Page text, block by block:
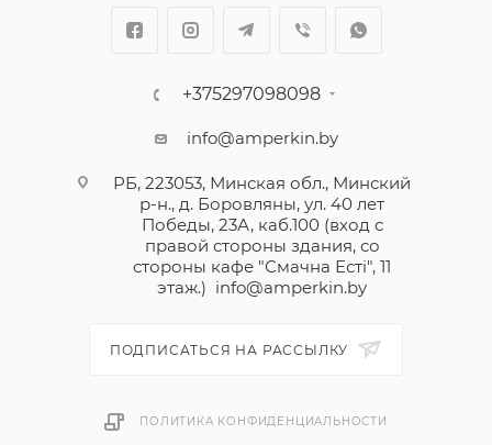
+375297098098
info@amperkin.by
РБ, 223053, Минская обл., Минский
р-н., д. Боровляны, ул. 40 лет
Победы, 23А, каб.100 (вход с
правой стороны здания, со
стороны кафе "Смачна Естi", 11
этаж.) info@amperkin.by
ПОДПИСАТЬСЯ НА РАССЫЛКУ
ПОЛИТИКА КОНФИДЕНЦИАЛЬНОСТИ